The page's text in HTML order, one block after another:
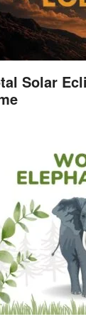
Solar